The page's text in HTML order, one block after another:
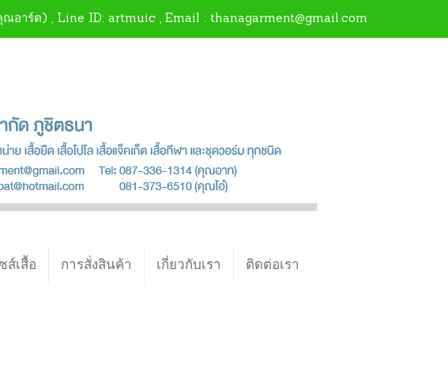
ณอาร์ต) , Line ID: artmuic , Email : thanagarment@gmail.com
ส์เสื้อ การสั่งสินค้า เกี่ยวกับเรา ติดต่อเรา